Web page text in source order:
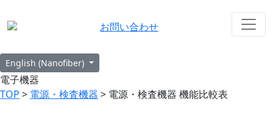
お問い合わせ
English (Nanofiber)
電子機器
TOP > 電源・検査機器 > 電源・検査機器 機能比較表